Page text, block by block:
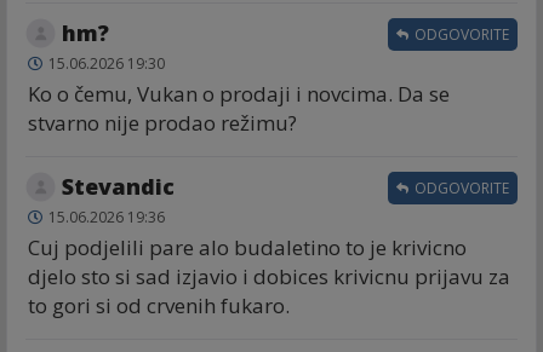
hm?
15.06.2026 19:30
Ko o čemu, Vukan o prodaji i novcima. Da se
stvarno nije prodao režimu?
ODGOVORITE
Stevandic
15.06.2026 19:36
Cuj podjelili pare alo budaletino to je krivicno
djelo sto si sad izjavio i dobices krivicnu prijavu za
to gori si od crvenih fukaro.
ODGOVORITE